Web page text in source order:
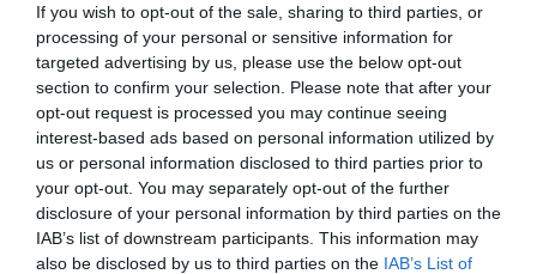
If you wish to opt-out of the sale, sharing to third parties, or
processing of your personal or sensitive information for
targeted advertising by us, please use the below opt-out
section to confirm your selection. Please note that after your
opt-out request is processed you may continue seeing
interest-based ads based on personal information utilized by
us or personal information disclosed to third parties prior to
your opt-out. You may separately opt-out of the further
disclosure of your personal information by third parties on the
IAB’s list of downstream participants. This information may
also be disclosed by us to third parties on the IAB’s List of
Πάτρα: Θρήνος για μωράκι μόλις 8
ημερών – Νοσηλευόταν στη ΜΕΘ
Νεογνών
08.08.2026 | 16:00
Αρχίζουν τα έργα για το νέο
κλειστό γυμναστήριο στην Εύβοια
08.08.2026 | 15:40
Κρίση στο κόμμα
Καρυστιανού: Δύο
ακόμη στελέχη
αποχωρούν
καταγγέλλοντας
κλειστό σύστημα
αποφάσεων
Κωνσταντοπούλου από
τη Βοιωτία: Αυτό που
συμβαίνει δεν είναι
ατύχημα, είναι
έγκλημα διαρκές και
συνεχιζόμενο